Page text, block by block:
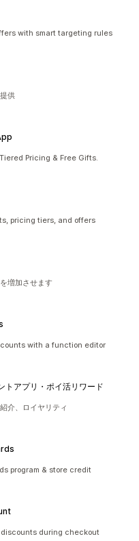
with smart targeting rules
供
Pricing & Free Gifts.
pricing tiers, and offers
増加させます
with a function editor
トアプリ・ポイ活リワード
介、ロイヤリティ
program & store credit
during checkout